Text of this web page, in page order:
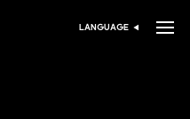
زبان منتخب کریں
LANGUAGE